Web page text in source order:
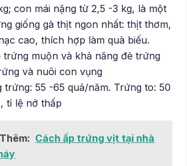
con mái nặng từ 2,5 -3 kg, là một
giống gà thịt ngon nhất: thịt thơm,
cao, thích hợp làm quà biếu.
trứng muộn và khả năng đẻ trứng
và nuôi con vụng
trứng: 55 -65 quả/năm. Trứng to: 50
tỉ lệ nở thấp
Cách ấp trứng vịt tại nhà